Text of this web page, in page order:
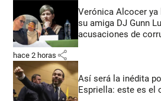
Verónica Alcocer
su amiga DJ Gunn
acusaciones de
hace 2 horas share
Así será la inédita
Espriella: este es el